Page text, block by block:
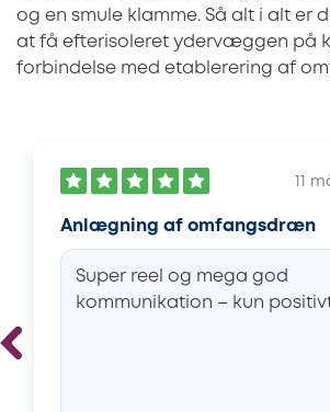
og en smule klamme. Så alt i alt er
at få efterisoleret ydervæggen på
forbindelse med etablerering af
11
Anlægning af omfangsdræn
Super reel og mega god
kommunikation – kun